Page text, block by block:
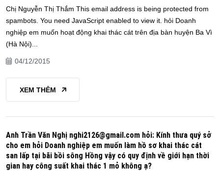
Chị Nguyễn Thị Thắm This email address is being protected from
spambots. You need JavaScript enabled to view it. hỏi Doanh
nghiệp em muốn hoạt động khai thác cát trên địa bàn huyện Ba Vì
(Hà Nội)...
04/12/2015
XEM THÊM
Anh Trần Văn Nghị nghi2126@gmail.com hỏi: Kính thưa quý sở
cho em hỏi Doanh nghiệp em muốn làm hồ sơ khai thác cát
san lấp tại bãi bồi sông Hồng vậy có quy định về giới hạn thời
gian hay công suất khai thác 1 mỏ không ạ?